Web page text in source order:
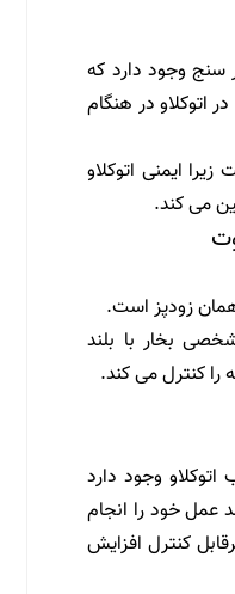
سنج وجود دارد که
اتوکلاو در هنگام
ایمنی اتوکلاو
می کند.
زودپز است.
بخار با بلند
کنترل می کند.
وجود دارد
عمل خود را انجام
کنترل افزایش